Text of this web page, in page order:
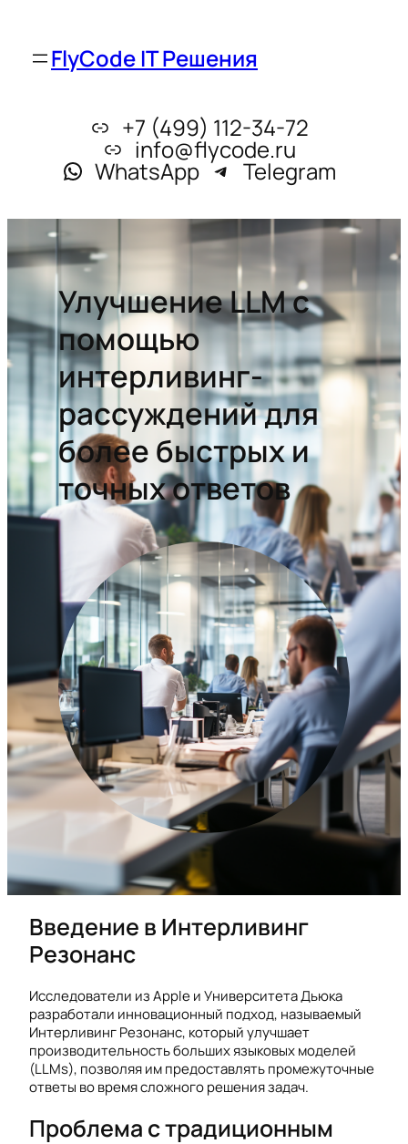
FlyCode IT Решения
+7 (499) 112-34-72
info@flycode.ru
WhatsApp Telegram
Улучшение LLM с
помощью
интерливинг-
рассуждений для
более быстрых и
точных ответов
Введение в Интерливинг
Резонанс
Исследователи из Apple и Университета Дьюка
разработали инновационный подход, называемый
Интерливинг Резонанс, который улучшает
производительность больших языковых моделей
(LLMs), позволяя им предоставлять промежуточные
ответы во время сложного решения задач.
Проблема с традиционным